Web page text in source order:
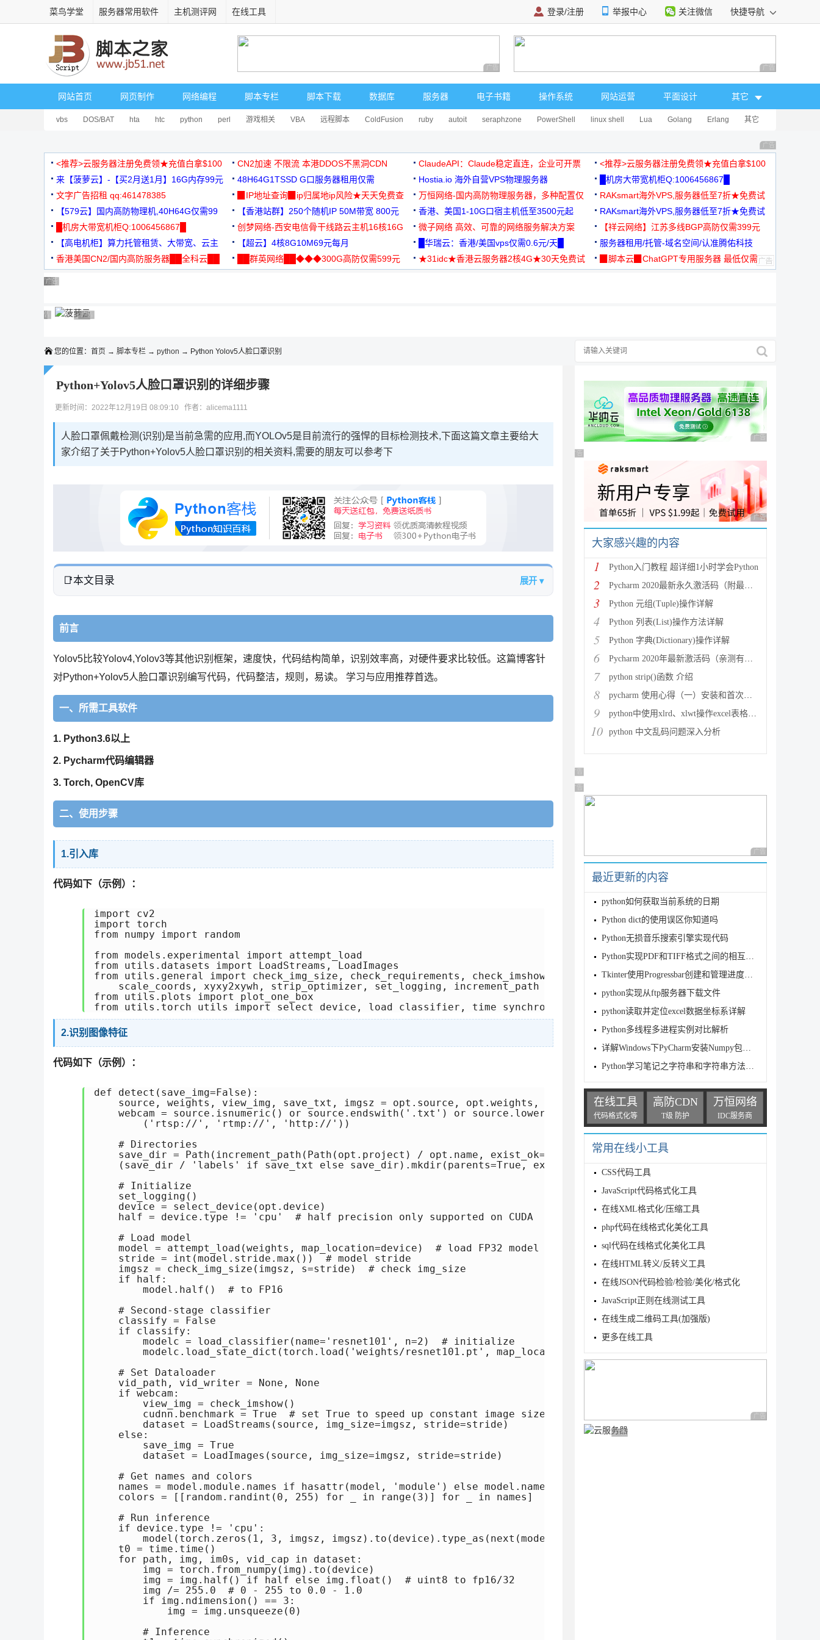
菜鸟学堂 服务器常用软件 主机测评网 在线工具 登录/注册 举报中心 关注微信 快捷导航
广告 商业广告，理性选择 广告 商业广告，理
网站首页 网页制作 网络编程 脚本专栏 脚本下载 数据库 服务器 电子书籍 操作系统 网站运营 平面设计 其它
vbs DOS/BAT hta htc python perl 游戏相关 VBA 远程脚本 ColdFusion ruby autoit seraphzone PowerShell linux shell Lua Golang Erlang 其它
广告 商业广告，理
<推荐>云服务器注册免费领★充值白拿$100 CN2加速 不限流 本港DDOS不黑洞CDN ClaudeAPI：Claude稳定直连，企业可开票
<推荐>云服务器注册免费领★充值白拿$100
来【菠萝云】-【买2月送1月】16G内存99元
48H64G1TSSD G口服务器租用仅需
3000+可免费测试
Hostia.io 海外自营VPS物理服务器
█机房大带宽机柜Q:1006456867█
文字广告招租 qq:461478385
▉IP地址查询▉ip归属地ip风险★天天免费查
万恒网络-国内高防物理服务器，多种配置仅
99元/月起
RAKsmart海外VPS,服务器低至7折★免费试
用★
【579云】国内高防物理机,40H64G仅需99
元
【香港站群】250个随机IP 50M带宽 800元 香港、美国1-10G口宿主机低至3500元起
RAKsmart海外VPS,服务器低至7折★免费试
用★
█机房大带宽机柜Q:1006456867█
创梦网络-西安电信骨干线路云主机16核16G
88元/月
微子网络 高效、可靠的网络服务解决方案
【祥云网络】江苏多线BGP高防仅需399元
【高电机柜】算力托管租赁、大带宽、云主
机
【超云】4核8G10M69元每月 █华瑞云：香港/美国vps仅需0.6元/天█
服务器租用/托管-域名空间/认准腾佑科技
香港美国CN2/国内高防服务器██全科云██
██群英网络██◆◆◆300G高防仅需599元
★31idc★香港云服务器2核4G★30天免费试
▉脚本云▉ChatGPT专用服务器 最低仅需
广告 商业广告，理性选择
广告 商业广告，理性选择
广告 商业广告，理性选择
广告 商业广告，理性选择
广告 商业广告，理性选择
广告 商业广告，理性选择
广告 商业广告，理性选择
广告 商业广告，理性选择广告 商业广告，理性选择
广告 商业广告，理性选择
您的位置： 首页 → 脚本专栏 → python → Python Yolov5人脸口罩识别
Python+Yolov5人脸口罩识别的详细步骤
更新时间：2022年12月19日 08:09:10 作者：alicema1111
人脸口罩佩戴检测(识别)是当前急需的应用,而YOLOv5是目前流行的强悍的目标检测技术,下面这篇文章主要给大
家介绍了关于Python+Yolov5人脸口罩识别的相关资料,需要的朋友可以参考下
本文目录 展开 ▾
前言
Yolov5比较Yolov4,Yolov3等其他识别框架，速度快，代码结构简单，识别效率高，对硬件要求比较低。这篇博客针
对Python+Yolov5人脸口罩识别编写代码，代码整洁，规则，易读。 学习与应用推荐首选。
一、所需工具软件
1. Python3.6以上
2. Pycharm代码编辑器
3. Torch, OpenCV库
二、使用步骤
1.引入库
代码如下（示例）：
import cv2
import torch
from numpy import random
from models.experimental import attempt_load
from utils.datasets import LoadStreams, LoadImages
from utils.general import check_img_size, check_requirements, check_imshow, non_max_suppression, apply_classifier, \
    scale_coords, xyxy2xywh, strip_optimizer, set_logging, increment_path
from utils.plots import plot_one_box
from utils.torch_utils import select_device, load_classifier, time_synchronized
2.识别图像特征
代码如下（示例）：
def detect(save_img=False):
    source, weights, view_img, save_txt, imgsz = opt.source, opt.weights, opt.view_img, opt.save_txt, opt.img_size
    webcam = source.isnumeric() or source.endswith('.txt') or source.lower().startswith(
        ('rtsp://', 'rtmp://', 'http://'))
    # Directories
    save_dir = Path(increment_path(Path(opt.project) / opt.name, exist_ok=opt.exist_ok))  # increment run
    (save_dir / 'labels' if save_txt else save_dir).mkdir(parents=True, exist_ok=True)  # make dir
    # Initialize
    set_logging()
    device = select_device(opt.device)
    half = device.type != 'cpu'  # half precision only supported on CUDA
    # Load model
    model = attempt_load(weights, map_location=device)  # load FP32 model
    stride = int(model.stride.max())  # model stride
    imgsz = check_img_size(imgsz, s=stride)  # check img_size
    if half:
        model.half()  # to FP16
    # Second-stage classifier
    classify = False
    if classify:
        modelc = load_classifier(name='resnet101', n=2)  # initialize
        modelc.load_state_dict(torch.load('weights/resnet101.pt', map_location=device)['model']).to(device).eval()
    # Set Dataloader
    vid_path, vid_writer = None, None
    if webcam:
        view_img = check_imshow()
        cudnn.benchmark = True  # set True to speed up constant image size inference
        dataset = LoadStreams(source, img_size=imgsz, stride=stride)
    else:
        save_img = True
        dataset = LoadImages(source, img_size=imgsz, stride=stride)
    # Get names and colors
    names = model.module.names if hasattr(model, 'module') else model.names
    colors = [[random.randint(0, 255) for _ in range(3)] for _ in names]
    # Run inference
    if device.type != 'cpu':
        model(torch.zeros(1, 3, imgsz, imgsz).to(device).type_as(next(model.parameters())))  # run once
    t0 = time.time()
    for path, img, im0s, vid_cap in dataset:
        img = torch.from_numpy(img).to(device)
        img = img.half() if half else img.float()  # uint8 to fp16/32
        img /= 255.0  # 0 - 255 to 0.0 - 1.0
        if img.ndimension() == 3:
            img = img.unsqueeze(0)
        # Inference
广告 商业广告，理性
广告 商业广告，理性选择
广告 商业广告，理性
大家感兴趣的内容
1 Python入门教程 超详细1小时学会Python
2 Pycharm 2020最新永久激活码（附最新激活码和插件
3 Python 元组(Tuple)操作详解
4 Python 列表(List)操作方法详解
5 Python 字典(Dictionary)操作详解
6 Pycharm 2020年最新激活码（亲测有效）
7 python strip()函数 介绍
8 pycharm 使用心得（一）安装和首次使用
9 python中使用xlrd、xlwt操作excel表格详解
10 python 中文乱码问题深入分析
广告 商业广告，理性选择
广告 商业广告，理性选择
广告 商业广告，理性
最近更新的内容
python如何获取当前系统的日期
Python dict的使用误区你知道吗
Python无损音乐搜索引擎实现代码
Python实现PDF和TIFF格式之间的相互转换
Tkinter使用Progressbar创建和管理进度条的操作代码
python实现从ftp服务器下载文件
python读取并定位excel数据坐标系详解
Python多线程多进程实例对比解析
详解Windows下PyCharm安装Numpy包及无法安装问题解决方案
Python学习笔记之字符串和字符串方法实例详解
在线工具
代码格式化等
高防CDN
T级 防护
万恒网络
IDC服务商
常用在线小工具
CSS代码工具
JavaScript代码格式化工具
在线XML格式化/压缩工具
php代码在线格式化美化工具
sql代码在线格式化美化工具
在线HTML转义/反转义工具
在线JSON代码检验/检验/美化/格式化
JavaScript正则在线测试工具
在线生成二维码工具(加强版)
更多在线工具
广告 商业广告，理性
广告 商业广告，理性选择